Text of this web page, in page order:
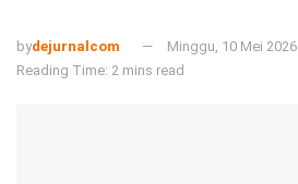
bydejurnalcom
Minggu, 10 Mei 2026
Reading Time: 2 mins read